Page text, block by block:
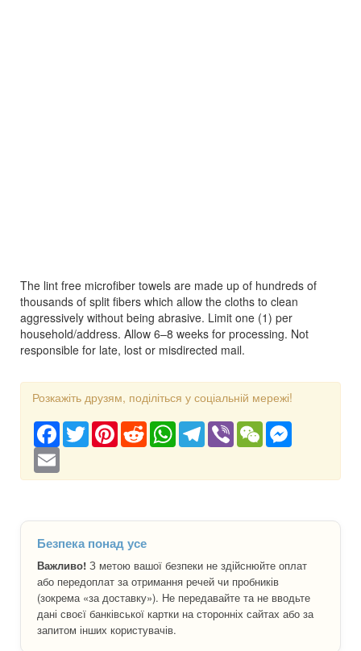
The lint free microfiber towels are made up of hundreds of
thousands of split fibers which allow the cloths to clean
aggressively without being abrasive. Limit one (1) per
household/address. Allow 6–8 weeks for processing. Not
responsible for late, lost or misdirected mail.
Розкажіть друзям, поділіться у соціальній мережі!
Facebook
TwitterPinterestRedditWhatsAppTelegram
Viber WeChat
Безпека понад усе
Важливо! З метою вашої безпеки не здійснюйте оплат
або передоплат за отримання речей чи пробників
(зокрема «за доставку»). Не передавайте та не вводьте
дані своєї банківської картки на сторонніх сайтах або за
запитом інших користувачів.